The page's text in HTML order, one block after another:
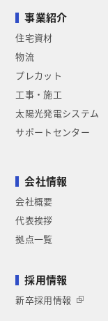
事業紹介
住宅資材
物流
プレカット
工事・施工
太陽光発電システム
サポートセンター
会社情報
会社概要
代表挨拶
拠点一覧
採用情報
新卒採用情報